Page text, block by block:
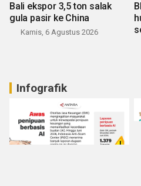
Bali ekspor 3,5 ton salak
gula pasir ke China
Kamis, 6 Agustus 2026
Infografik